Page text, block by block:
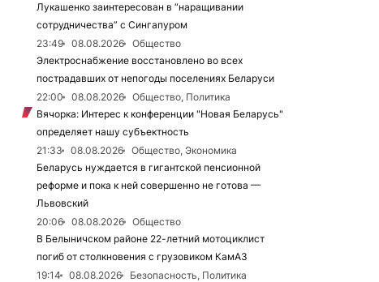
Лукашенко заинтересован в “наращивании
сотрудничества” с Сингапуром
23:49
08.08.2026
Общество
Электроснабжение восстановлено во всех
пострадавших от непогоды поселениях Беларуси
22:00
08.08.2026
Общество, Политика
Вячорка: Интерес к конференции "Новая Беларусь"
определяет нашу субъектность
21:33
08.08.2026
Общество, Экономика
Беларусь нуждается в гигантской пенсионной
реформе и пока к ней совершенно не готова —
Львовский
20:06
08.08.2026
Общество
В Белыничском районе 22-летний мотоциклист
погиб от столкновения с грузовиком КамАЗ
19:14
08.08.2026
Безопасность, Политика